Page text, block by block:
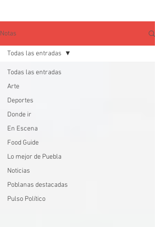
Notas
Todas las entradas
Arte
Deportes
Donde ir
En Escena
Food Guide
Lo mejor de Puebla
Noticias
Poblanas destacadas
Pulso Político
Todas las entradas